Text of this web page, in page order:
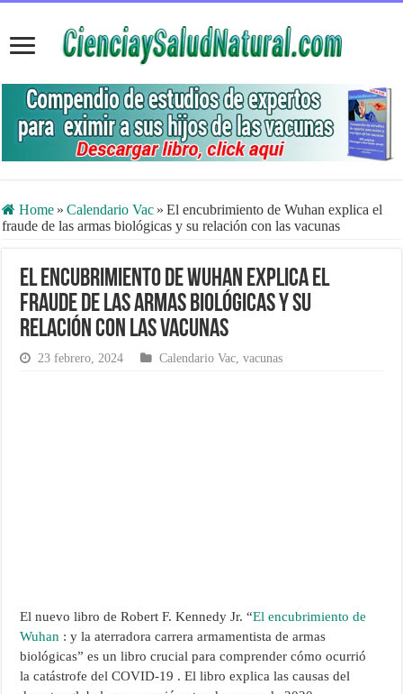
Home » Calendario Vac » El encubrimiento de Wuhan explica el
fraude de las armas biológicas y su relación con las vacunas
El encubrimiento de Wuhan explica el
fraude de las armas biológicas y su
relación con las vacunas
23 febrero, 2024 Calendario Vac ,vacunas
El nuevo libro de Robert F. Kennedy Jr. “El encubrimiento de
Wuhan : y la aterradora carrera armamentista de armas
biológicas” es un libro crucial para comprender cómo ocurrió
la catástrofe del COVID-19 . El libro explica las causas del